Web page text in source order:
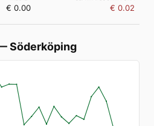
€ 0.00 € 0.02
Söderköping